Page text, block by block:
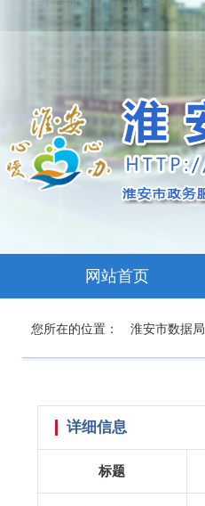
网站首页
您所在的位置： 淮安市数据局
详细信息
标题